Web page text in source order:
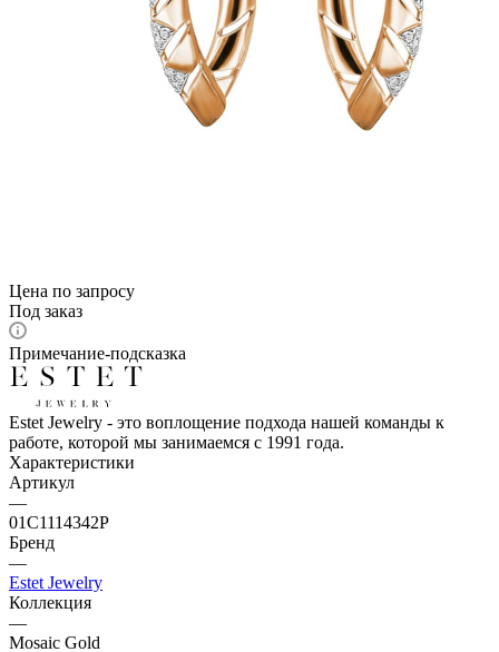
Цена по запросу
Под заказ
Примечание-подсказка
Estet Jewelry - это воплощение подхода нашей команды к
работе, которой мы занимаемся с 1991 года.
Характеристики
Артикул
—
01С1114342Р
Бренд
—
Estet Jewelry
Коллекция
—
Mosaic Gold